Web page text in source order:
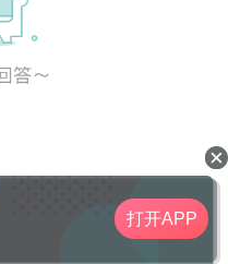
打开APP